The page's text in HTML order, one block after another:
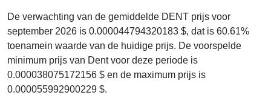
De verwachting van de gemiddelde DENT prijs voor
september 2026 is 0.000044794320183 $, dat is 60.61%
toenamein waarde van de huidige prijs. De voorspelde
minimum prijs van Dent voor deze periode is
0.000038075172156 $ en de maximum prijs is
0.000055992900229 $.